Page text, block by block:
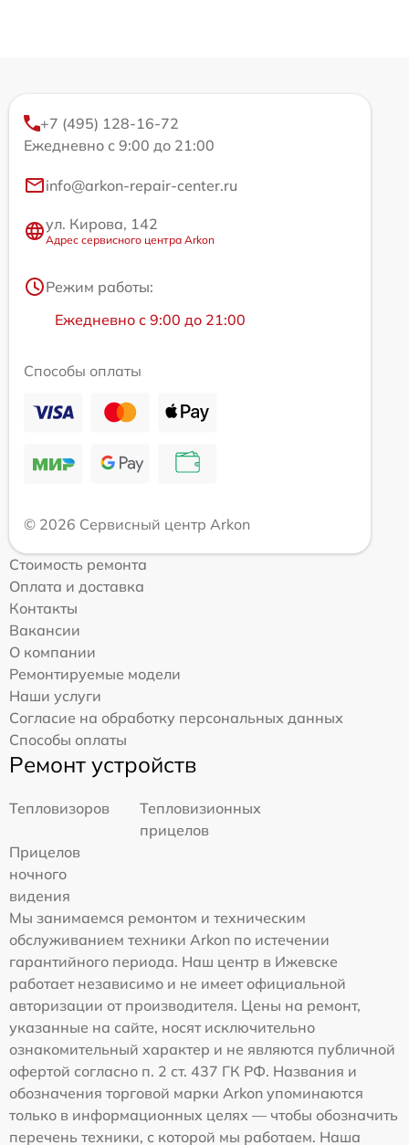
+7 (495) 128-16-72
Ежедневно с 9:00 до 21:00
info@arkon-repair-center.ru
ул. Кирова, 142
Адрес сервисного центра Arkon
Режим работы:
Ежедневно с 9:00 до 21:00
Способы оплаты
© 2026 Сервисный центр Arkon
Стоимость ремонта
Оплата и доставка
Контакты
Вакансии
О компании
Ремонтируемые модели
Наши услуги
Согласие на обработку персональных данных
Способы оплаты
Ремонт устройств
Тепловизоров
Тепловизионных
прицелов
Прицелов
ночного
видения
Мы занимаемся ремонтом и техническим
обслуживанием техники Arkon по истечении
гарантийного периода. Наш центр в Ижевске
работает независимо и не имеет официальной
авторизации от производителя. Цены на ремонт,
указанные на сайте, носят исключительно
ознакомительный характер и не являются публичной
офертой согласно п. 2 ст. 437 ГК РФ. Названия и
обозначения торговой марки Arkon упоминаются
только в информационных целях — чтобы обозначить
перечень техники, с которой мы работаем. Наша